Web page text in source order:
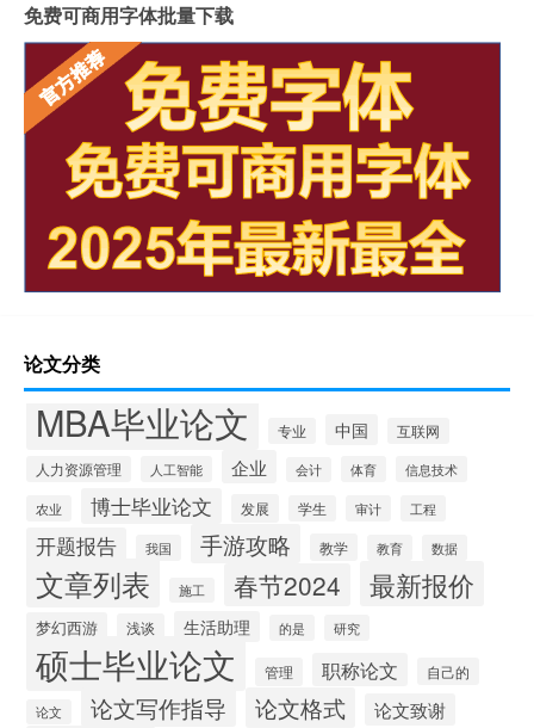
免费可商用字体批量下载
论文分类
MBA毕业论文 专业 中国
互联网
人力资源管理
人工智能 企业 会计 体育 信息技术
农业 博士毕业论文 发展 学生 审计 工程
开题报告 我国 手游攻略 教学 教育 数据
文章列表 施工 春节2024 最新报价
梦幻西游 浅谈 生活助理 的是 研究
硕士毕业论文 管理 职称论文 自己的
论文 论文写作指导 论文格式 论文致谢